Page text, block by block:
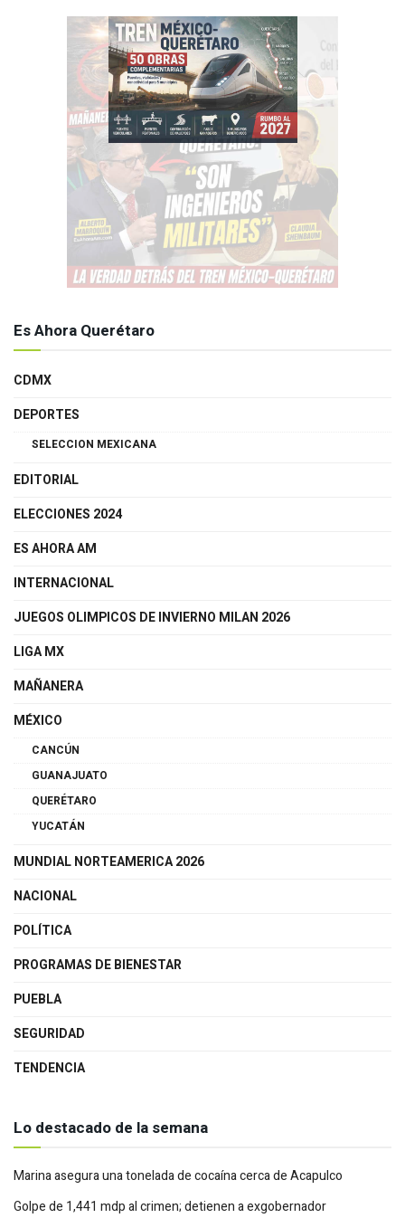
Es Ahora Querétaro
CDMX
DEPORTES
SELECCION MEXICANA
EDITORIAL
ELECCIONES 2024
ES AHORA AM
INTERNACIONAL
JUEGOS OLIMPICOS DE INVIERNO MILAN 2026
LIGA MX
MAÑANERA
MÉXICO
CANCÚN
GUANAJUATO
QUERÉTARO
YUCATÁN
MUNDIAL NORTEAMERICA 2026
NACIONAL
POLÍTICA
PROGRAMAS DE BIENESTAR
PUEBLA
SEGURIDAD
TENDENCIA
Lo destacado de la semana
Marina asegura una tonelada de cocaína cerca de Acapulco
Golpe de 1,441 mdp al crimen; detienen a exgobernador